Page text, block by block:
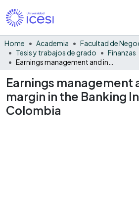
Home Academia
Tesis y trabajos de grado
Finanzas
Earnings management
margin in the Banking
Colombia